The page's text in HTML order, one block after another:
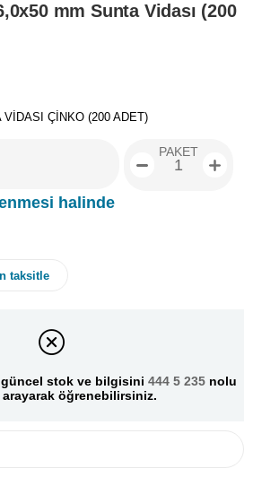
mm Sunta Vidası (200
VİDASI ÇİNKO (200 ADET)
halinde
PAKET
taksitle
stok ve bilgisini 444 5 235 nolu
arayarak öğrenebilirsiniz.